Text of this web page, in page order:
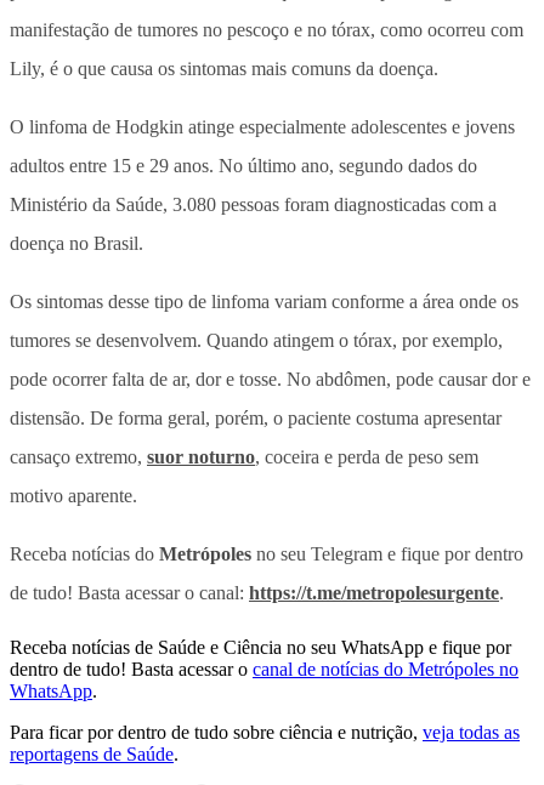
manifestação de tumores no pescoço e no tórax, como ocorreu com
Lily, é o que causa os sintomas mais comuns da doença.
O linfoma de Hodgkin atinge especialmente adolescentes e jovens
adultos entre 15 e 29 anos. No último ano, segundo dados do
Ministério da Saúde, 3.080 pessoas foram diagnosticadas com a
doença no Brasil.
Os sintomas desse tipo de linfoma variam conforme a área onde os
tumores se desenvolvem. Quando atingem o tórax, por exemplo,
pode ocorrer falta de ar, dor e tosse. No abdômen, pode causar dor e
distensão. De forma geral, porém, o paciente costuma apresentar
cansaço extremo, suor noturno, coceira e perda de peso sem
motivo aparente.
Receba notícias do Metrópoles no seu Telegram e fique por dentro
de tudo! Basta acessar o canal: https://t.me/metropolesurgente.
Receba notícias de Saúde e Ciência no seu WhatsApp e fique por
dentro de tudo! Basta acessar o canal de notícias do Metrópoles no
WhatsApp.
Para ficar por dentro de tudo sobre ciência e nutrição, veja todas as
reportagens de Saúde.